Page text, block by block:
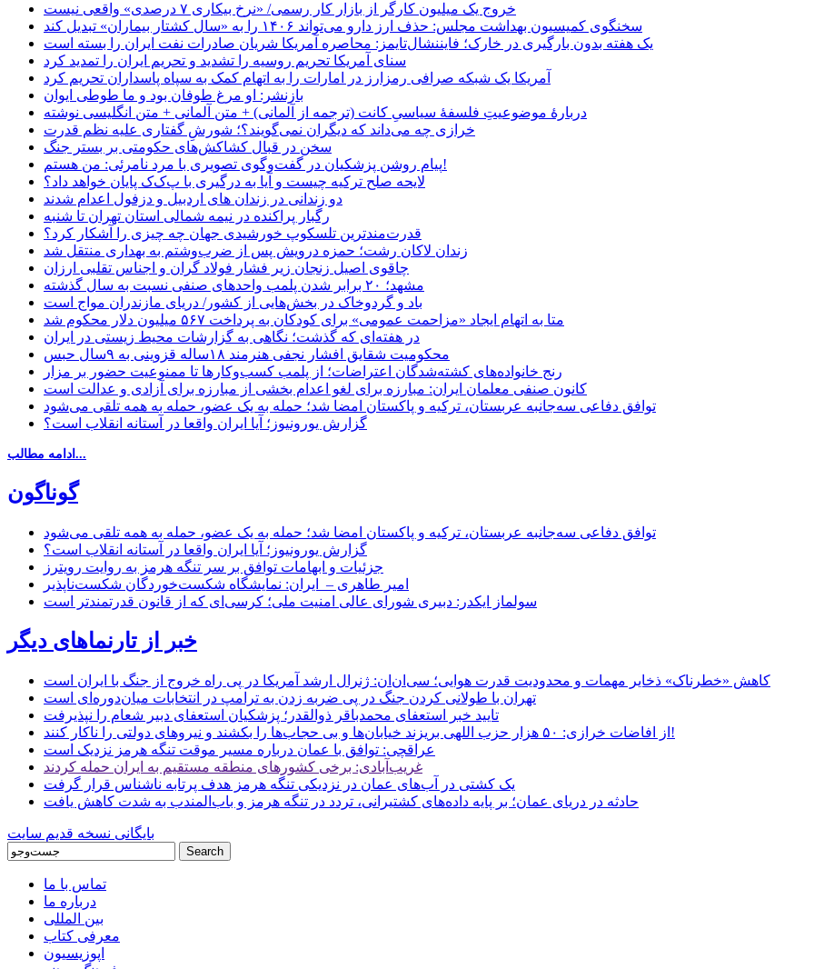
خروج یک میلیون کارگر از بازار کار رسمی/ «نرخ بیکاری ۷ درصدی» واقعی نیست
سخنگوی کمیسیون بهداشت مجلس: حذف ارز دارو می‌تواند ۱۴۰۶ را به «سال کشتار بیماران» تبدیل کند
یک هفته بدون بارگیری در خارک؛ فایننشال‌تایمز: محاصره آمریکا شریان صادرات نفت ایران را بسته است
سنای آمریکا تحریم روسیه را تشدید و تحریم ایران را تمدید کرد
آمریکا یک شبکه صرافی رمزارز در امارات را به اتهام کمک به سپاه پاسداران تحریم کرد
بازنشر: او مرغ طوفان بود و ما طوطی ایوان
دربارهٔ موضوعیتِ فلسفهٔ سیاسیِ کانت (ترجمه از آلمانی) + متن آلمانی + متن انگلیسی نوشته
خرازی چه می‌داند که دیگران نمی‌گویند؟؛ شورشِ گفتاری علیه نظم قدرت
سخن در قبال کشاکش‌های حکومتی بر بستر جنگ
پیام روشن پزشکیان در گفت‌و‌گوی تصویری با مرد نامرئی: من هستم!
لایحه صلح ترکیه چیست و آیا به درگیری با پ‌ک‌ک پایان خواهد داد؟
دو زندانی در زندان های اردبیل و دزفول اعدام شدند
رگبار پراکنده در نیمه شمالی استان تهران تا شنبه
قدرت‌مندترین تلسکوپ خورشیدی جهان چه چیزی را آشکار کرد؟
زندان لاکان رشت؛ حمزه درویش پس از ضرب‌وشتم به بهداری منتقل شد
چاقوی اصیل زنجان زیر فشار فولاد گران و اجناس تقلبی ارزان
مشهد؛ ۲۰ برابر شدن پلمب واحدهای صنفی نسبت به سال گذشته
باد و گردوخاک در بخش‌هایی از کشور/ دریای مازندران مواج است
متا به اتهام ایجاد «مزاحمت عمومی» برای کودکان به پرداخت ۵۶۷ میلیون دلار محکوم شد
در هفته‌ای که گذشت؛ نگاهی به گزارشات محیط زیستی در ایران
محکومیت شقایق افشار نجفی هنرمند ۱۸ساله قزوینی به ۹سال حبس
رنج خانواده‌های کشته‌شدگان اعتراضات؛ از پلمب کسب‌وکارها تا ممنوعیت حضور بر مزار
کانون صنفی معلمان ایران: مبارزه برای لغو اعدام بخشی از مبارزه برای آزادی و عدالت است
توافق دفاعی سه‌جانبه عربستان، ترکیه و پاکستان امضا شد؛ حمله به یک عضو، حمله به همه تلقی می‌شود
گزارش یورونیوز؛ آیا ایران واقعا در آستانه انقلاب است؟
ادامه مطالب...
گوناگون
توافق دفاعی سه‌جانبه عربستان، ترکیه و پاکستان امضا شد؛ حمله به یک عضو، حمله به همه تلقی می‌شود
گزارش یورونیوز؛ آیا ایران واقعا در آستانه انقلاب است؟
جزئیات و ابهامات توافق بر سر تنگه هرمز به روایت رویترز
امیر طاهری – ایران: نمایشگاه شکست‌خوردگان شکست‌ناپذیر
سولماز ایکدر: دبیری شورای عالی امنیت ملی؛ کرسی‌ای که از قانون قدرتمندتر است
خبر از تارنماهای دیگر
کاهش «خطرناک» ذخایر مهمات و محدودیت قدرت هوایی؛ سی‌ان‌ان: ژنرال ارشد آمریکا در پی راه خروج از جنگ با ایران است
تهران با طولانی کردن جنگ در پی ضربه زدن به ترامپ در انتخابات میان‌دوره‌ای است
تایید خبر استعفای محمدباقر ذوالقدر؛ پزشکیان استعفای دبیر شعام را نپذیرفت
از افاضات خرازی: ۵۰ هزار حزب اللهی بریزند خیابان‌ها و بی حجاب‌ها را بکشند و نیرو‌های دولتی را ناکار کنند!
عراقچی: توافق با عمان درباره مسیر موقت تنگه هرمز نزدیک است
غریب‌آبادی: برخی کشورهای منطقه مستقیم به ایران حمله کردند
یک کشتی در آب‌های عمان در نزدیکی تنگه هرمز هدف پرتابه ناشناس قرار گرفت
حادثه در دریای عمان؛ بر پایه داده‌های کشتیرانی، تردد در تنگه هرمز و باب‌المندب به شدت کاهش یافت
بایگانی نسخه قدیم سایت
تماس با ما
درباره ما
بین المللی
معرفی کتاب
اپوزیسیون